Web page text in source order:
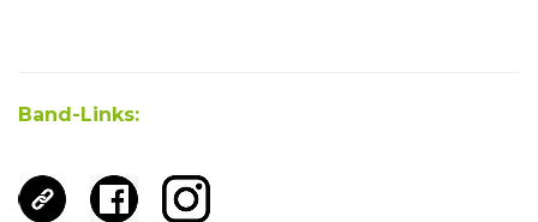
Band-Links: